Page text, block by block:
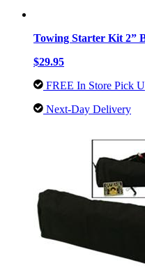
Towing Starter Kit 2”
$29.95
FREE In Store Pick
Next-Day Delivery